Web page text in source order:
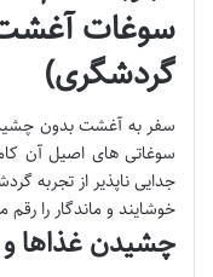
سوغات
گردشگری)
سفر به آغشت بدون
سوغاتی های اصیل آن
جدایی ناپذیر از تجربه
خوشایند و ماندگار را رقم
چشیدن غذاها